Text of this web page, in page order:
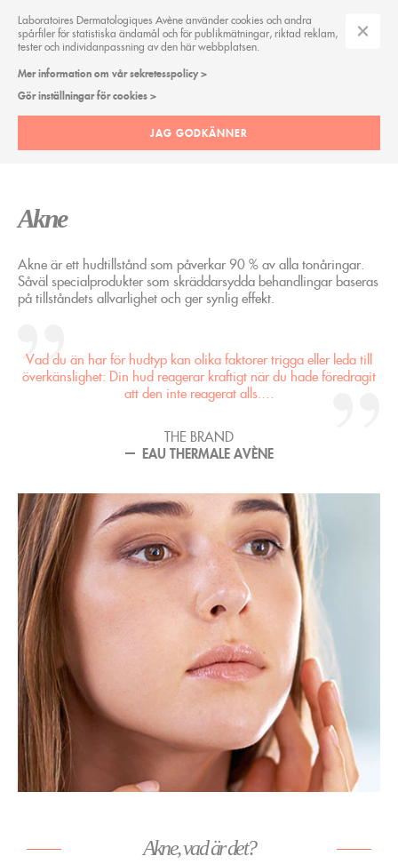
Laboratoires Dermatologiques Avène använder cookies och andra
spårfiler för statistiska ändamål och för publikmätningar, riktad reklam,
tester och individanpassning av den här webbplatsen.
Mer information om vår sekretesspolicy >
Gör inställningar för cookies >
JAG GODKÄNNER
EXPERTTIPS
AKNE
Akne
Akne är ett hudtillstånd som påverkar 90 % av alla tonåringar.
Såväl specialprodukter som skräddarsydda behandlingar baseras
på tillståndets allvarlighet och ger synlig effekt.
Vad du än har för hudtyp kan olika faktorer trigga eller leda till
överkänslighet: Din hud reagerar kraftigt när du hade föredragit
att den inte reagerat alls.…
THE BRAND
EAU THERMALE AVÈNE
Akne, vad är det?